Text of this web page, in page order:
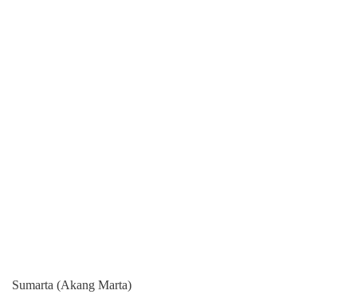
Sumarta (Akang Marta)